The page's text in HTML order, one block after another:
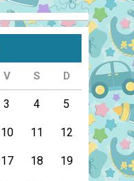
V S D
3 4 5
10 11 12
17 18 19